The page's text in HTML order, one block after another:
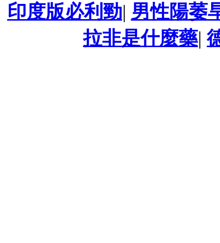
印度版必利勁| 男性陽萎
拉非是什麼藥|